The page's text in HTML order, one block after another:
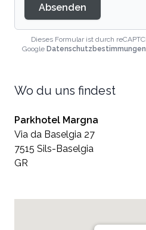
Absenden
Dieses Formular ist durch
Google Datenschutzbestimmungen
Wo du uns findest
Parkhotel Margna
Via da Baselgia 27
7515 Sils-Baselgia
GR